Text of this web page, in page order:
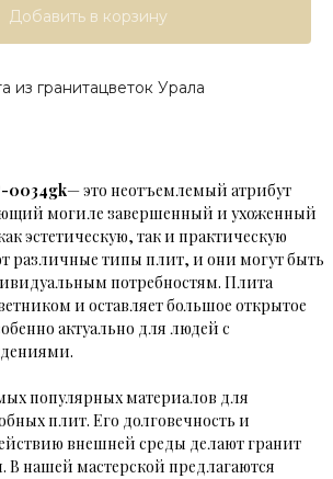
Добавить в корзину
из гранитацветок Урала
0034gk— это неотъемлемый атрибут
могиле завершенный и ухоженный
эстетическую, так и практическую
различные типы плит, и они могут быть
потребностям. Плита
и оставляет большое открытое
актуально для людей с
популярных материалов для
плит. Его долговечность и
внешней среды делают гранит
нашей мастерской предлагаются